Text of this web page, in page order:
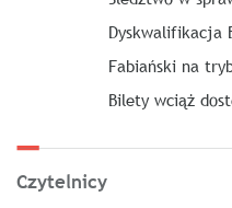
Dyskwalifikacja
Fabiański na
Bilety wciąż
Czytelnicy